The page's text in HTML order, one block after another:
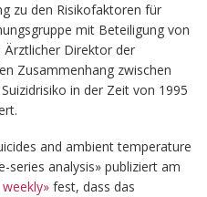
zu den Risikofaktoren für
mit Beteiligung von
Ärztlicher Direktor der
Zusammenhang zwischen
in der Zeit von 1995
and ambient temperature
series analysis» publiziert am
fest, dass das